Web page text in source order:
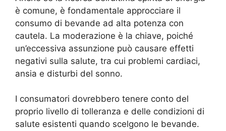
è comune, è fondamentale approcciare il
consumo di bevande ad alta potenza con
cautela. La moderazione è la chiave, poiché
un’eccessiva assunzione può causare effetti
negativi sulla salute, tra cui problemi cardiaci,
ansia e disturbi del sonno.
I consumatori dovrebbero tenere conto del
proprio livello di tolleranza e delle condizioni di
salute esistenti quando scelgono le bevande.